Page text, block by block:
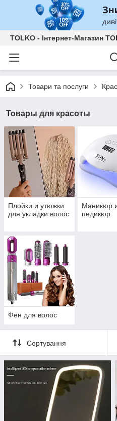
TOLKO - Інтернет-Магазин
Товари та послуги
Товары для красоты
Плойки и утюжки
для укладки волос
Маникюр
педикюр
Фен для волос
Сортування